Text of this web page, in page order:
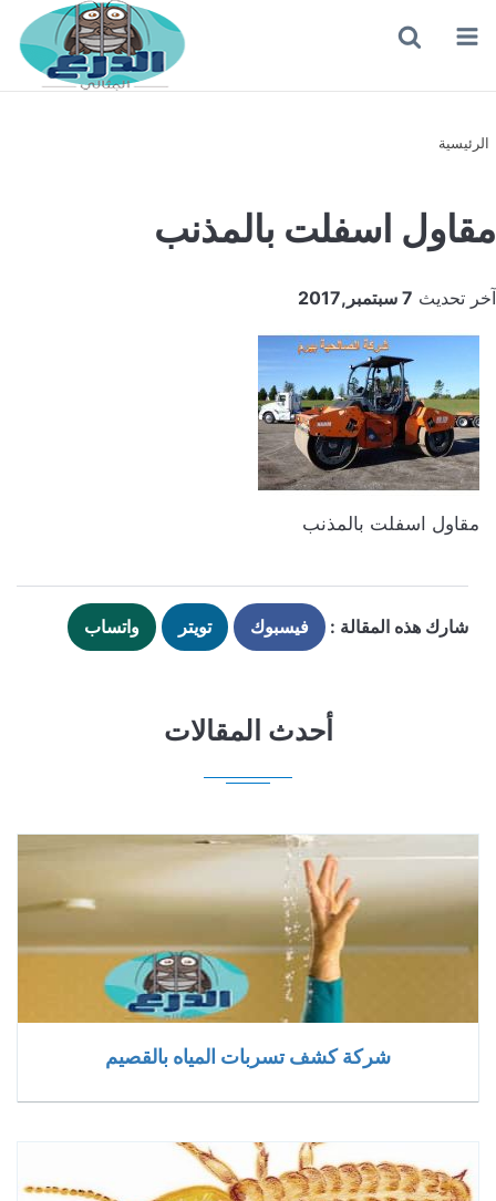
القائمة
الرئيسية
مقاول اسفلت بالمذنب
آخر تحديث 7 سبتمبر,2017
مقاول اسفلت بالمذنب
شارك هذه المقالة : فيسبوك تويتر واتساب
أحدث المقالات
شركة كشف تسربات المياه بالقصيم